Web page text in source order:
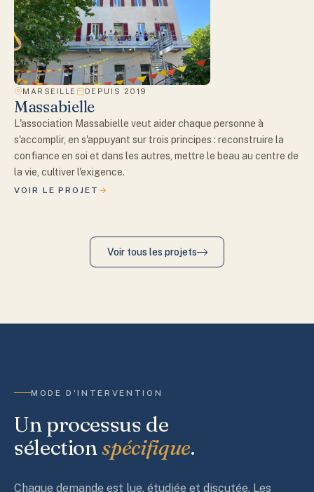
MARSEILLE DEPUIS 2019
Massabielle
L'association Massabielle veut aider chaque personne à
s'accomplir, en s'appuyant sur trois principes : reconstruire la
confiance en soi et dans les autres, mettre le beau au centre de
la vie, cultiver l'exigence.
VOIR LE PROJET
Voir tous les projets
MODE D'INTERVENTION
Un processus de
sélectionspécifique.
Chaque demande est lue, étudiée et discutée. Les